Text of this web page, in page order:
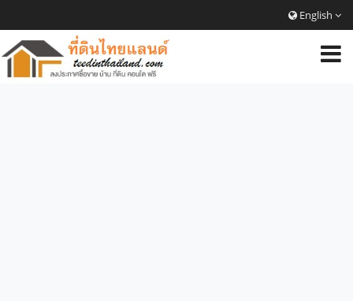
English